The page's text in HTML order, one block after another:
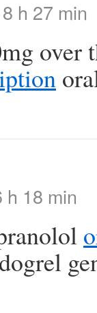
h 27 min
over
h 18 min